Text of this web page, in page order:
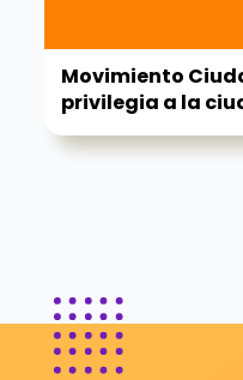
Movimiento
privilegia a la